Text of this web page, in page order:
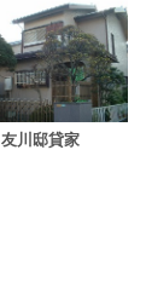
友川邸貸家